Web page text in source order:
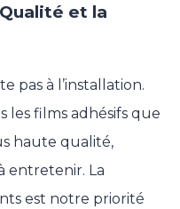
et la
pas à l’installation.
les films adhésifs que
haute qualité,
entretenir. La
est notre priorité